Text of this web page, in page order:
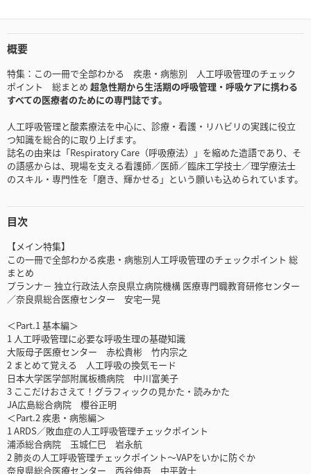
概要
特集：この一冊で全部わかる 疾患・病態別 人工呼吸管理のチェック
ポイント 総まとめ 超急性期から生活期の呼吸管理・呼吸ケアに携わる
すべての医療者のためにの専門誌です。
人工呼吸管理と酸素療法を中心に、診療・看護・リハビリの実践に役立
つ知識を総合的に取り上げます。
誌名の由来は「Respiratory Care（呼吸療法）」を縮めた造語であり、そ
の語感からは、現場を支える看護師／医師／臨床工学技士／理学療法士
のスキル・専門性を「磨き、輝かせる」という願いも込められています。
目次
【メイン特集】
この一冊で全部わかる疾患・病態別人工呼吸管理のチェックポイント 総
まとめ
プランナ－ 独立行政法人奈良県立病院機構 医療専門職教育研修センター
／奈良県総合医療センター 安宅一晃
＜Part.1 基本編＞
1 人工呼吸管理に必要な呼吸生理の基礎知識
大阪母子医療センター 赤松貴彬 竹内宗之
2 まとめて覚える 人工呼吸の換気モード
日本大学医学部附属板橋病院 中川富美子
3 ここだけおさえて！グラフィックの見かた・読みかた
JA広島総合病院 櫻谷正明
＜Part.2 疾患・病態編＞
1 ARDS／敗血症の人工呼吸管理チェックポイント
浦添総合病院 玉城仁巳 岩永航
2 肺炎の人工呼吸管理チェックポイント～VAPをいかに防ぐか
奈良県総合医療センター 西谷伸吾 中平敦士